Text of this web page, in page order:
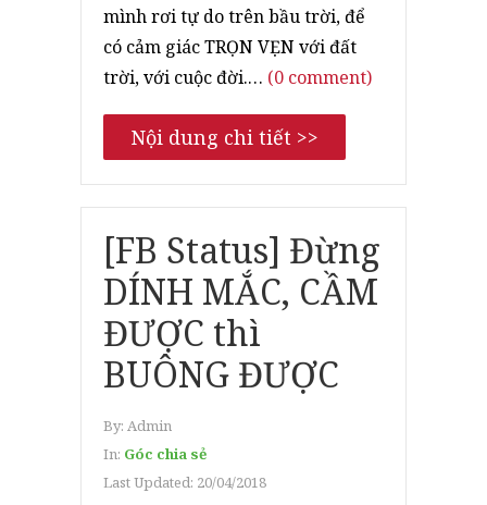
mình rơi tự do trên bầu trời, để
có cảm giác TRỌN VẸN với đất
trời, với cuộc đời.… (0 comment)
Nội dung chi tiết >>
[FB Status] Đừng
DÍNH MẮC, CẦM
ĐƯỢC thì
BUÔNG ĐƯỢC
By: Admin
In: Góc chia sẻ
Last Updated: 20/04/2018